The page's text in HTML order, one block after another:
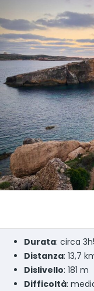
Durata: circa
Distanza: 13,7
Dislivello: 181 m
Difficoltà: